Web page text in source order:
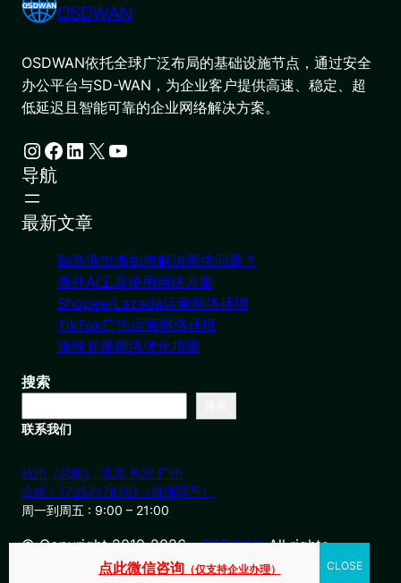
OSDWAN
OSDWAN依托全球广泛布局的基础设施节点，通过安全
办公平台与SD-WAN，为企业客户提供高速、稳定、超
低延迟且智能可靠的企业网络解决方案。
Instagram Facebook LinkedIn X YouTube
导航
最新文章
制造业出海如何解决网络问题？
海外AI工具使用网络方案
Shopee/Lazada运营网络环境
TikTok广告运营网络环境
跨境直播网络优化指南
搜索
联系我们
杭州（总部） 北京 长沙 广州
合作：17357178761（微信同号）
周一到周五 : 9:00 – 21:00
© Copyright 2019-2026・OSDWANAll rights
点此微信咨询 （仅支持企业办理）